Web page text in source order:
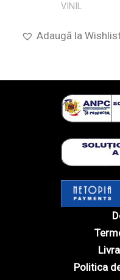
VINIL
Adaugă la
Politica